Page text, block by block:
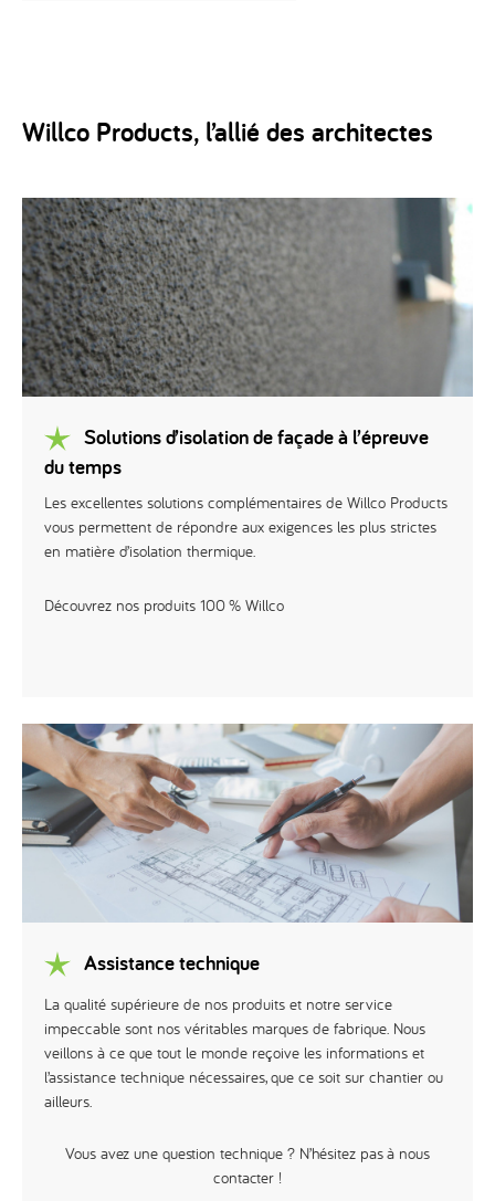
Willco Products, l’allié des architectes
Solutions d’isolation de façade à l’épreuve
du temps
Les excellentes solutions complémentaires de Willco Products
vous permettent de répondre aux exigences les plus strictes
en matière d’isolation thermique.
Découvrez nos produits 100 % Willco
Assistance technique
La qualité supérieure de nos produits et notre service
impeccable sont nos véritables marques de fabrique. Nous
veillons à ce que tout le monde reçoive les informations et
l’assistance technique nécessaires, que ce soit sur chantier ou
ailleurs.
Vous avez une question technique ? N’hésitez pas à nous
contacter !